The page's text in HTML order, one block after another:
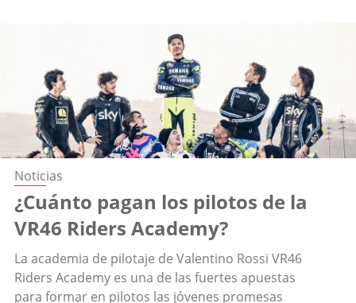
Noticias
¿Cuánto pagan los pilotos de la
VR46 Riders Academy?
La academia de pilotaje de Valentino Rossi VR46
Riders Academy es una de las fuertes apuestas
para formar en pilotos las jóvenes promesas